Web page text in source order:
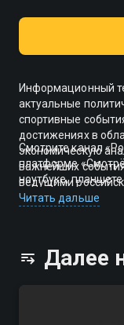
Информационный
актуальные
спортивные
достижениях в
экономическую
важнейших
ведущими
деятелями и
Смотрите канал
платформе
ноутбуке,
можно
Читать дальше
Далее